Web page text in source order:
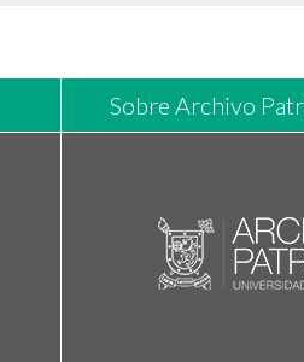
Sobre Archivo